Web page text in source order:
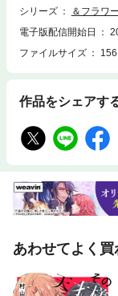
が包み込む！ 母が死
チちゃんは今日もと
佐久原が櫂の体に乗
～女風エースの彼と私
インキュバス」 夜の
い男の子!? ●上条あお
シリーズ
＆フラワー
電子版配信開始日
ファイルサイズ
作品をシェアす
あわせてよく